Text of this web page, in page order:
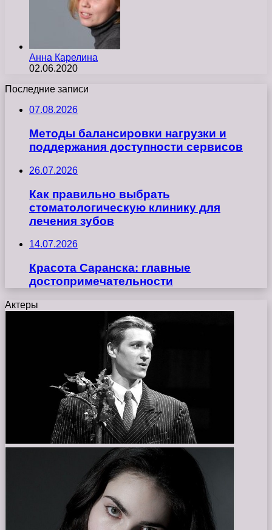
Анна Карелина
02.06.2020
Последние записи
07.08.2026
Методы балансировки нагрузки и
поддержания доступности сервисов
26.07.2026
Как правильно выбрать
стоматологическую клинику для
лечения зубов
14.07.2026
Красота Саранска: главные
достопримечательности
Актеры